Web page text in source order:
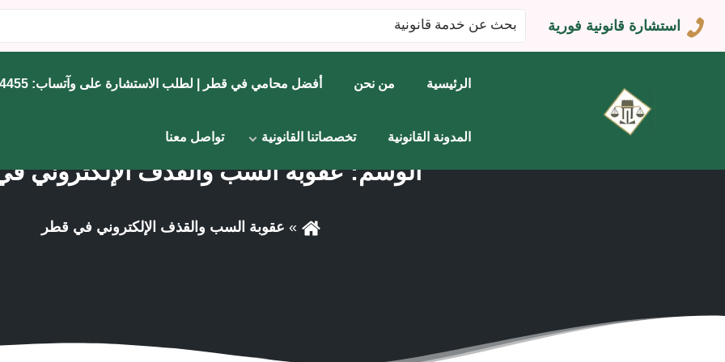
استشارة قانونية فورية
البحث
عن:
الرئيسية من نحن أفضل محامي في قطر | لطلب الاستشارة على وآتساب: 71734455
المدونة القانونية تخصصاتنا القانونية تواصل معنا
الوسم:عقوبة السب والقذف الإلكتروني
عقوبة السب والقذف الإلكتروني في قطر